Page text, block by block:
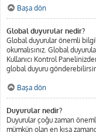
Başa dön
Global duyurular nedir?
Global duyurular önemli
okumalısınız. Global
Kullanıcı Kontrol
global duyuru
Başa dön
Duyurular nedir?
Duyurular çoğu zaman
mümkün olan en kısa